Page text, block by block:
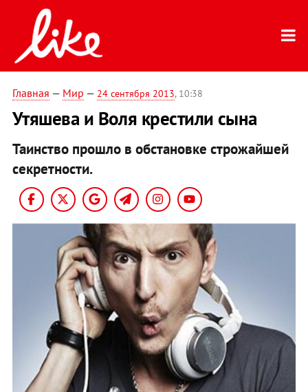
Главная — Мир — 24 сентября 2013, 10:38
Утяшева и Воля крестили сына
Таинство прошло в обстановке строжайшей
секретности.